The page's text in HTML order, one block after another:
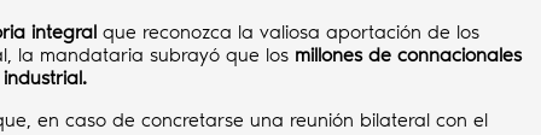
integral que reconozca la valiosa aportación de los
la mandataria subrayó que los millones de connacionales
en caso de concretarse una reunión bilateral con el